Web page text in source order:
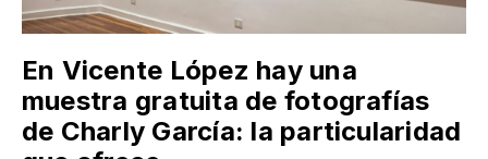
En Vicente López hay una
muestra gratuita de fotografías
de Charly García: la particularidad